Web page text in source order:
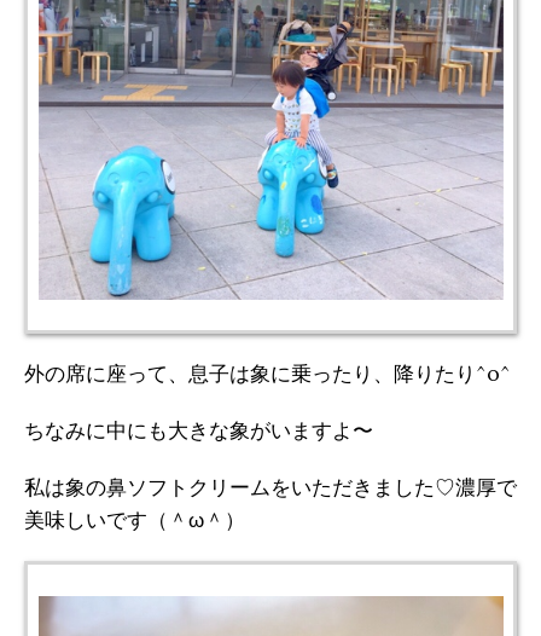
外の席に座って、息子は象に乗ったり、降りたり^o^
ちなみに中にも大きな象がいますよ〜
私は象の鼻ソフトクリームをいただきました♡濃厚で
美味しいです（＾ω＾）